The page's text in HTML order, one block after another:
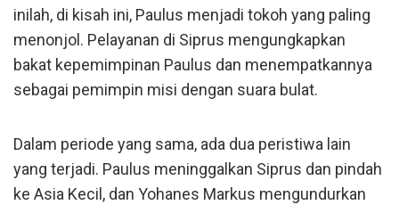
inilah, di kisah ini, Paulus menjadi tokoh yang paling
menonjol. Pelayanan di Siprus mengungkapkan
bakat kepemimpinan Paulus dan menempatkannya
sebagai pemimpin misi dengan suara bulat.
Dalam periode yang sama, ada dua peristiwa lain
yang terjadi. Paulus meninggalkan Siprus dan pindah
ke Asia Kecil, dan Yohanes Markus mengundurkan